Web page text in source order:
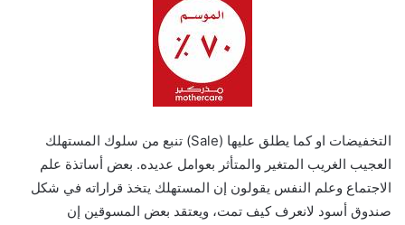
التخفيضات او كما يطلق عليها (Sale) تنبع من سلوك المستهلك
العجيب الغريب المتغير والمتأثر بعوامل عديده. بعض أساتذة علم
الاجتماع وعلم النفس يقولون إن المستهلك يتخذ قراراته في شكل
صندوق أسود لانعرف كيف تمت، ويعتقد بعض المسوقين إن